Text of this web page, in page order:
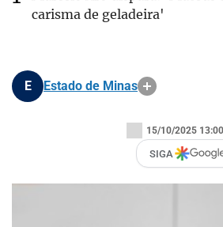
carisma de geladeira'
E Estado de Minas
15/10/2025 13:00
SIGA